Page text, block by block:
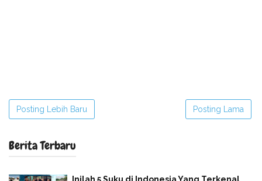
Posting Lebih Baru Posting Lama
Berita Terbaru